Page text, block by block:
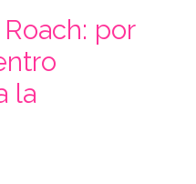
por
la